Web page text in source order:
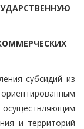
субсидий из
и территорий